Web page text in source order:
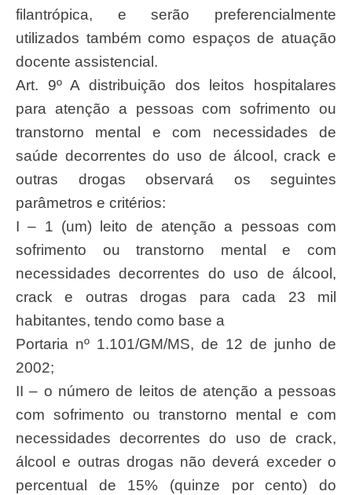
filantrópica, e serão preferencialmente
utilizados também como espaços de atuação
docente assistencial.
Art. 9º A distribuição dos leitos hospitalares
para atenção a pessoas com sofrimento ou
transtorno mental e com necessidades de
saúde decorrentes do uso de álcool, crack e
outras drogas observará os seguintes
parâmetros e critérios:
I – 1 (um) leito de atenção a pessoas com
sofrimento ou transtorno mental e com
necessidades decorrentes do uso de álcool,
crack e outras drogas para cada 23 mil
habitantes, tendo como base a
Portaria nº 1.101/GM/MS, de 12 de junho de
2002;
II – o número de leitos de atenção a pessoas
com sofrimento ou transtorno mental e com
necessidades decorrentes do uso de crack,
álcool e outras drogas não deverá exceder o
percentual de 15% (quinze por cento) do